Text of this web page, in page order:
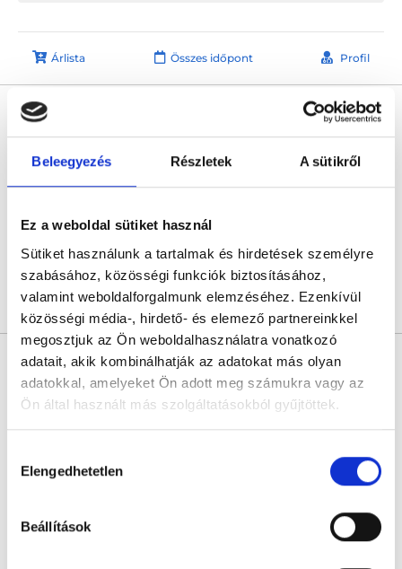
Beleegyezés Részletek A sütikről
Ez a weboldal sütiket használ
Sütiket használunk a tartalmak és hirdetések személyre
szabásához, közösségi funkciók biztosításához,
valamint weboldalforgalmunk elemzéséhez. Ezenkívül
közösségi média-, hirdető- és elemező partnereinkkel
megosztjuk az Ön weboldalhasználatra vonatkozó
adatait, akik kombinálhatják az adatokat más olyan
adatokkal, amelyeket Ön adott meg számukra vagy az
Ön által használt más szolgáltatásokból gyűjtöttek.
szabályzat:https://foglaljorvost.hu/info/foglaljorvost-
kiválasztása
Elengedhetetlen
Beállítások
Árlista Összes időpont Profil
6 értékelés
* Szakorvos jelölt (rezidens): általános orvosi oklevéllel rendelkező
orvos, aki jogszabályok szerinti szakorvosi szakképesítés
megszerzésére irányuló képzésben vesz részt. Ezen orvosok által
önállóan nem végezhető szakmai tevékenységért teljes
felelősséggel tartozik és azt közvetlenül felügyeli az egészségügyi
és szakorvosjelölt esetén.
Főoldal